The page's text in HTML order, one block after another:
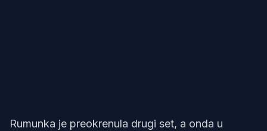
Rumunka je preokrenula drugi set, a onda u